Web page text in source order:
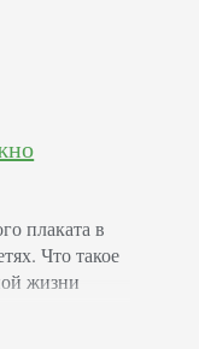
плаката в
Что такое
жизни
на